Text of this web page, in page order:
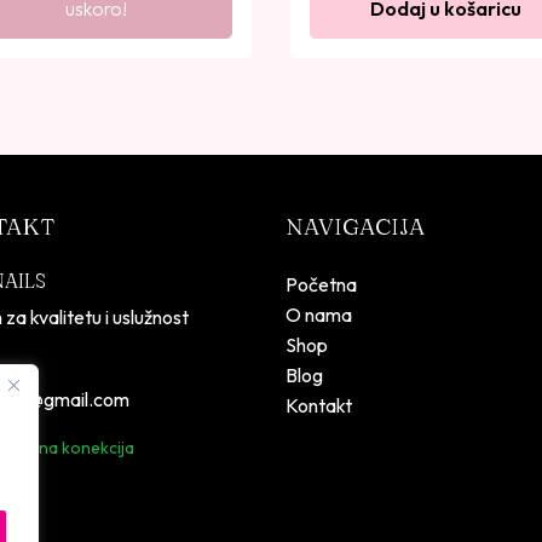
uskoro!
Dodaj u košaricu
za kvalitetu i uslužnost
sigurna konekcija
NAVIGACIJA
Početna
O nama
Shop
Blog
Kontakt